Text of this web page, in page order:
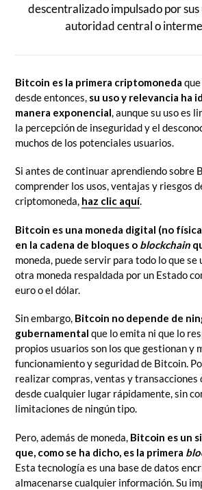
descentralizado impulsado por sus
autoridad central o
Bitcoin es la primera criptomoneda
desde entonces, su uso y relevancia ha
manera exponencial, aunque su uso es
la percepción de inseguridad y el
muchos de los potenciales usuarios.
Si antes de continuar aprendiendo sobre
comprender los usos, ventajas y riesgos
criptomoneda, haz clic aquí.
Bitcoin es una moneda digital (no
en la cadena de bloques o blockchain
moneda, puede servir para todo lo que
otra moneda respaldada por un Estado
euro o el dólar.
Sin embargo, Bitcoin no depende de
gubernamental que lo emita ni que lo
propios usuarios son los que gestionan y
funcionamiento y seguridad de Bitcoin.
realizar compras, ventas y transacciones
desde cualquier lugar rápidamente, sin
limitaciones de ningún tipo.
Pero, además de moneda, Bitcoin es un
que, como se ha dicho, es la primera
Esta tecnología es una base de datos
almacenarse cualquier información. Su